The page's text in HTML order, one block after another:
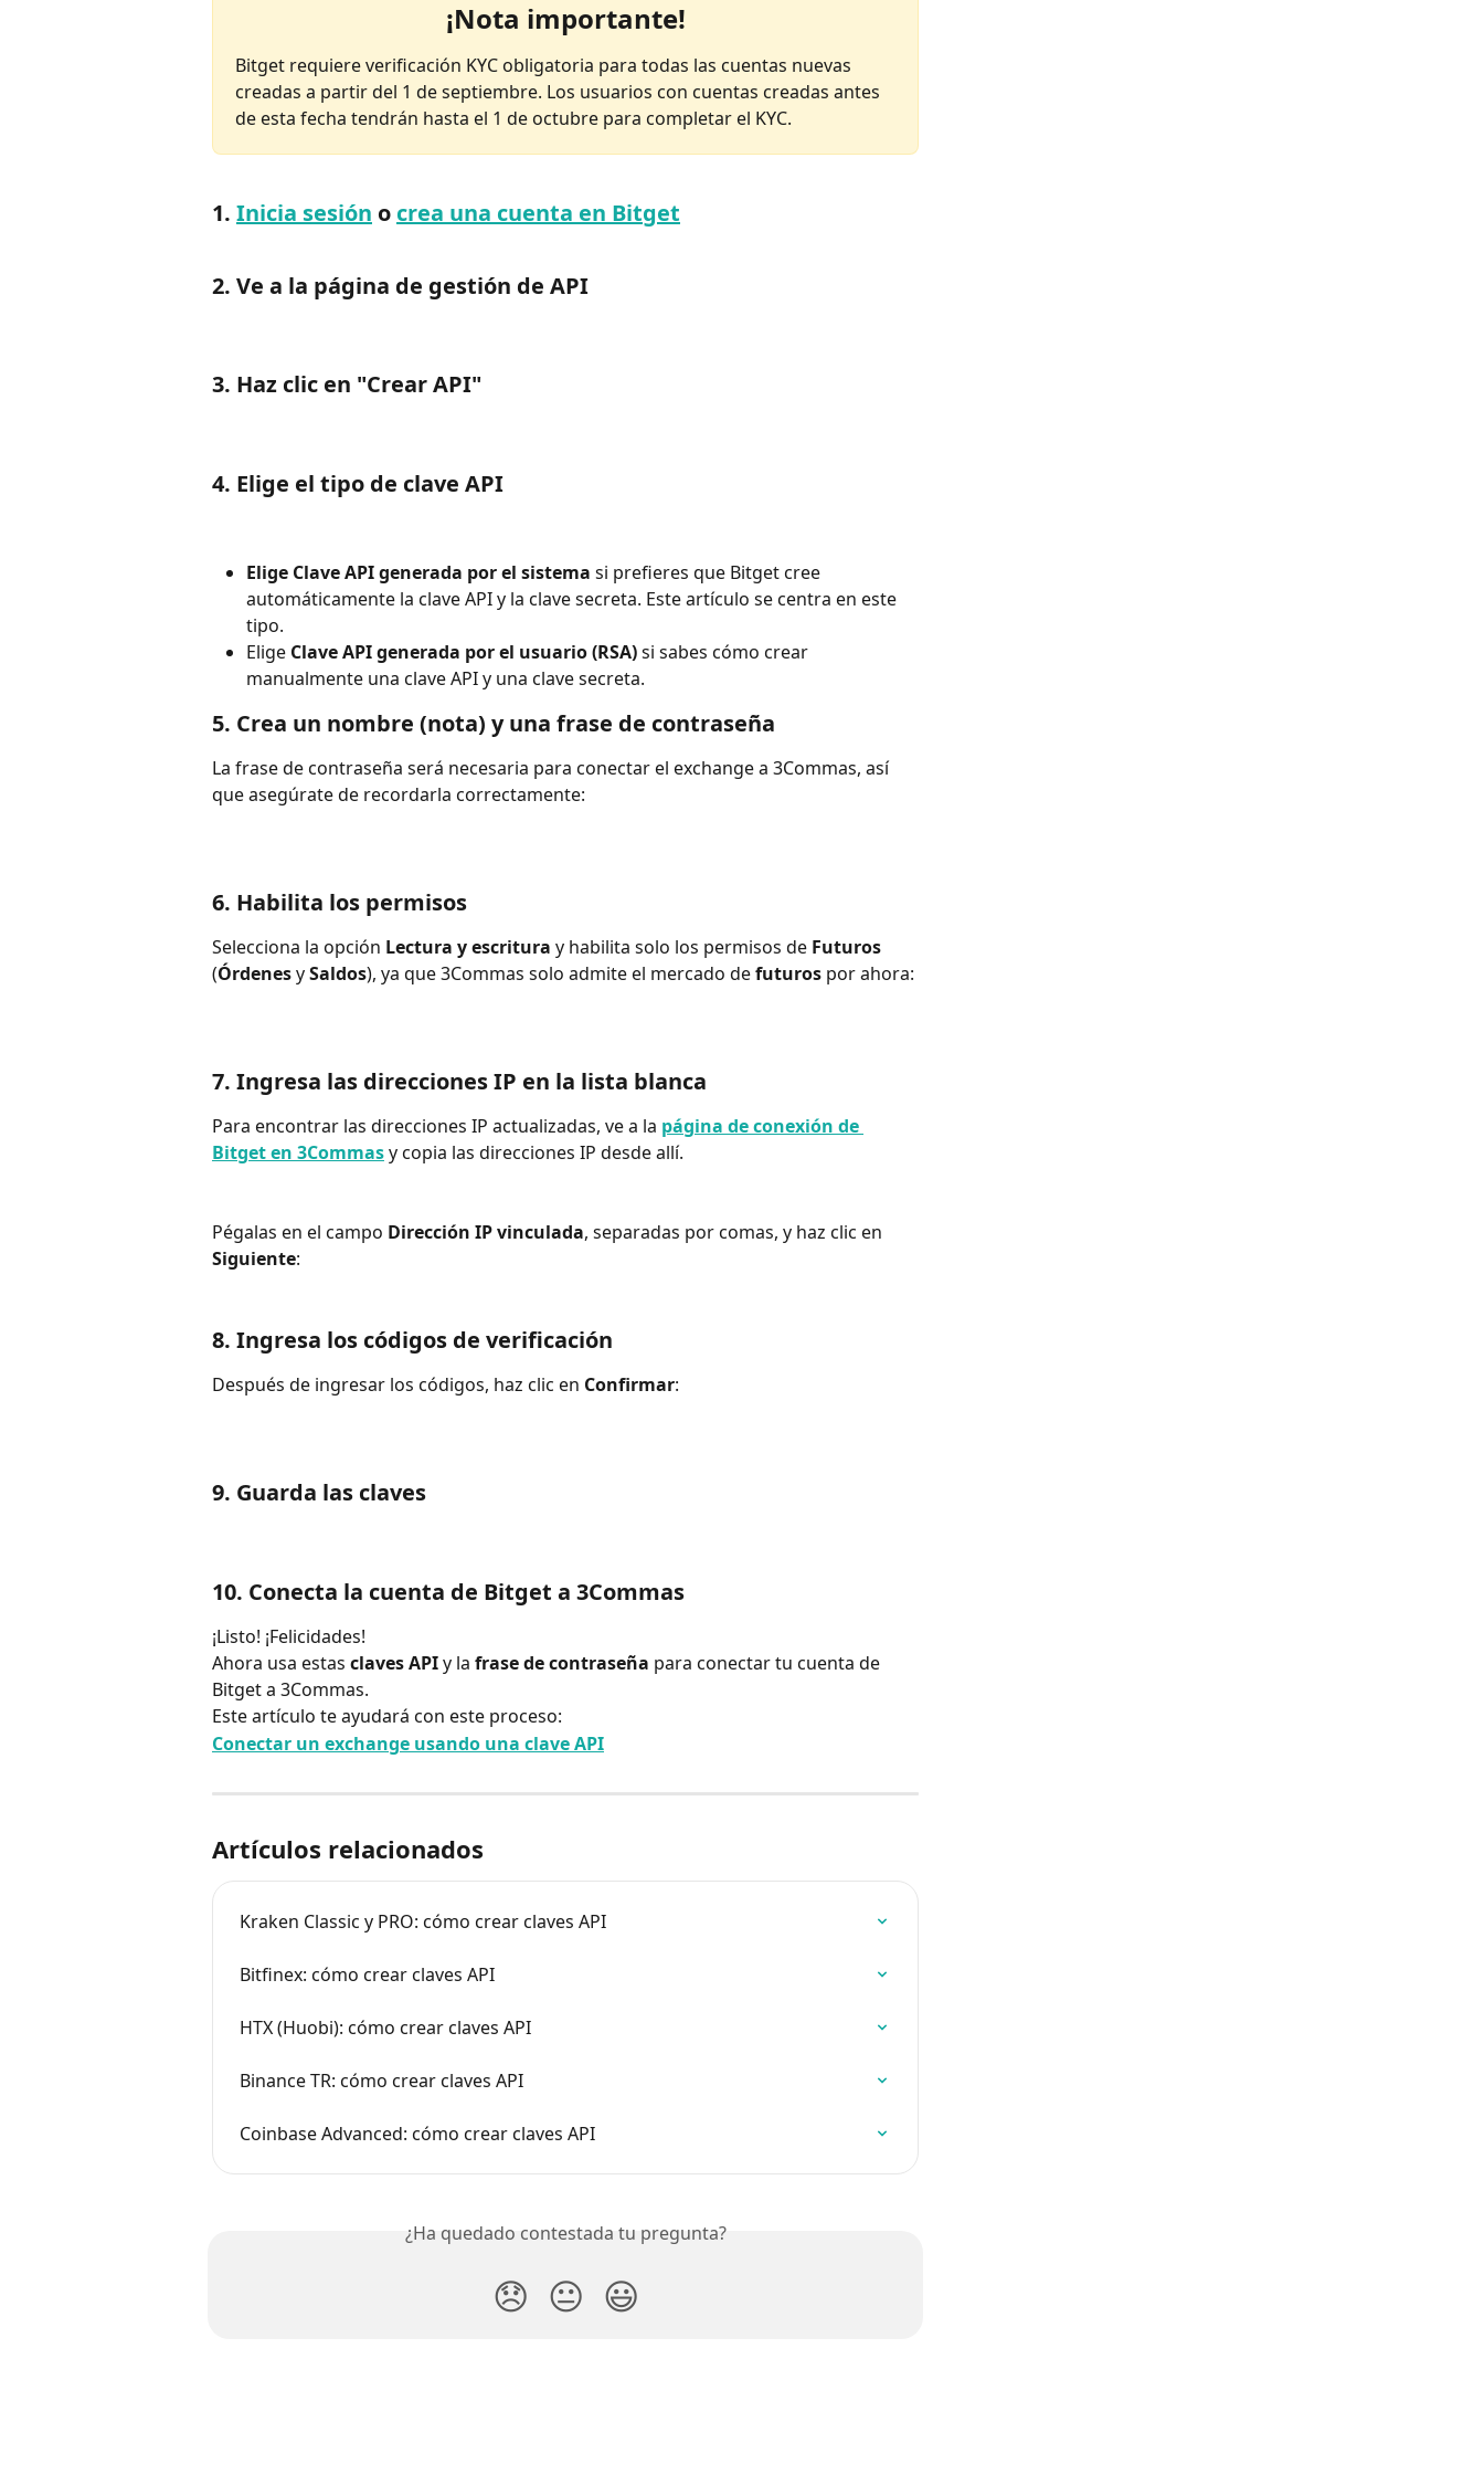
¡Nota importante!
Bitget requiere verificación KYC obligatoria para todas las cuentas nuevas
creadas a partir del 1 de septiembre. Los usuarios con cuentas creadas antes
de esta fecha tendrán hasta el 1 de octubre para completar el KYC.
1. Inicia sesión o crea una cuenta en Bitget
2. Ve a la página de gestión de API
3. Haz clic en "Crear API"
4. Elige el tipo de clave API
Elige Clave API generada por el sistema si prefieres que Bitget cree
automáticamente la clave API y la clave secreta. Este artículo se centra en este
tipo.
Elige Clave API generada por el usuario (RSA) si sabes cómo crear
manualmente una clave API y una clave secreta.
5. Crea un nombre (nota) y una frase de contraseña
La frase de contraseña será necesaria para conectar el exchange a 3Commas, así
que asegúrate de recordarla correctamente:
6. Habilita los permisos
Selecciona la opción Lectura y escritura y habilita solo los permisos de Futuros
(Órdenes y Saldos), ya que 3Commas solo admite el mercado de futuros por ahora:
7. Ingresa las direcciones IP en la lista blanca
Para encontrar las direcciones IP actualizadas, ve a la página de conexión de
Bitget en 3Commas y copia las direcciones IP desde allí.
Pégalas en el campo Dirección IP vinculada, separadas por comas, y haz clic en
Siguiente:
8. Ingresa los códigos de verificación
Después de ingresar los códigos, haz clic en Confirmar:
9. Guarda las claves
10. Conecta la cuenta de Bitget a 3Commas
¡Listo! ¡Felicidades!
Ahora usa estas claves API y la frase de contraseña para conectar tu cuenta de
Bitget a 3Commas.
Este artículo te ayudará con este proceso: ​
Conectar un exchange usando una clave API
Artículos relacionados
Kraken Classic y PRO: cómo crear claves API
Bitfinex: cómo crear claves API
HTX (Huobi): cómo crear claves API
Binance TR: cómo crear claves API
Coinbase Advanced: cómo crear claves API
¿Ha quedado contestada tu pregunta?
😞 😐 😃